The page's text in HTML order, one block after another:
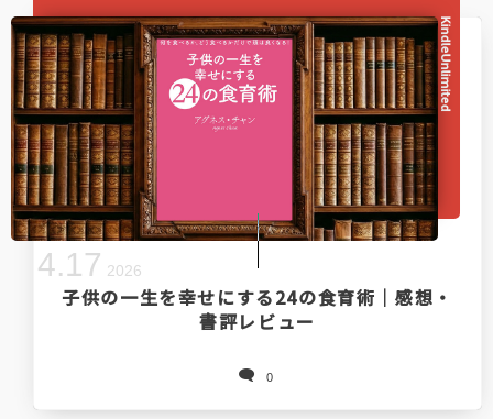
KindleUnlimited
子供の一生を幸せにする24の食育術｜感想・
書評レビュー
0
4.17 2026